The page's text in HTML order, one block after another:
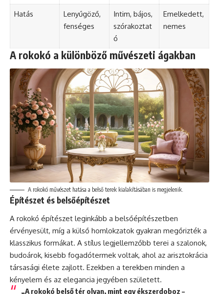
Hatás
Lenyűgöző,
fenséges
Intim, bájos,
szórakoztat
ó
Emelkedett,
nemes
A rokokó a különböző művészeti ágakban
A rokokó művészet hatása a belső terek kialakításában is megjelenik.
Építészet és belsőépítészet
A rokokó építészet leginkább a belsőépítészetben
érvényesült, míg a külső homlokzatok gyakran megőrizték a
klasszikus formákat. A stílus legjellemzőbb terei a szalonok,
budoárok, kisebb fogadótermek voltak, ahol az arisztokrácia
társasági élete zajlott. Ezekben a terekben minden a
kényelem és az elegancia jegyében született.
„A rokokó belső tér olyan, mint egy ékszerdoboz –